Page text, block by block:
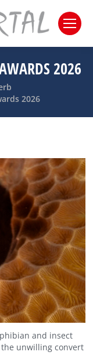
2026
2026
and insect
unwilling convert